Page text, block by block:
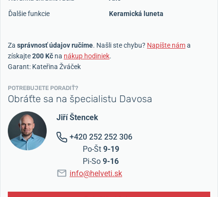
Ďalšie funkcie
Keramická luneta
Za správnosť údajov ručíme. Našli ste chybu? Napíšte náma
získajte200 Kč na nákup hodiniek.
Garant: Kateřina Žváček
POTREBUJETE PORADIŤ?
Obráťte sa na špecialistu Davosa
Jiří Štencek
+420 252 252 306
Po-Št 9-19
Pi-So 9-16
info@helveti.sk